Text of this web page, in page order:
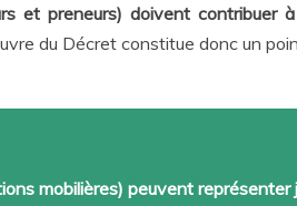
et preneurs) doivent contribuer
du Décret constitue donc un
mobilières) peuvent